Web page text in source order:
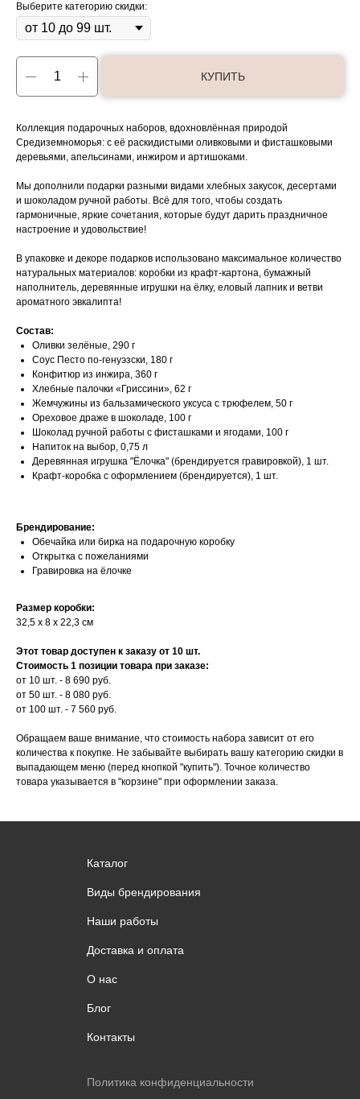
Выберите категорию скидки:
КУПИТЬ
Коллекция подарочных наборов, вдохновлённая природой
Средиземноморья: с её раскидистыми оливковыми и фисташковыми
деревьями, апельсинами, инжиром и артишоками.
Мы дополнили подарки разными видами хлебных закусок, десертами
и шоколадом ручной работы. Всё для того, чтобы создать
гармоничные, яркие сочетания, которые будут дарить праздничное
настроение и удовольствие!
В упаковке и декоре подарков использовано максимальное количество
натуральных материалов: коробки из крафт-картона, бумажный
наполнитель, деревянные игрушки на ёлку, еловый лапник и ветви
ароматного эвкалипта!
Состав:
Оливки зелёные, 290 г
Соус Песто по-генуэзски, 180 г
Конфитюр из инжира, 360 г
Хлебные палочки «Гриссини», 62 г
Жемчужины из бальзамического уксуса с трюфелем, 50 г
Ореховое драже в шоколаде, 100 г
Шоколад ручной работы с фисташками и ягодами, 100 г
Напиток на выбор, 0,75 л
Деревянная игрушка "Ёлочка" (брендируется гравировкой), 1 шт.
Крафт-коробка с оформлением (брендируется), 1 шт.
Брендирование:
Обечайка или бирка на подарочную коробку
Открытка с пожеланиями
Гравировка на ёлочке
Размер коробки:
32,5 х 8 х 22,3 см
Этот товар доступен к заказу от 10 шт.
Стоимость 1 позиции товара при заказе:
от 10 шт. - 8 690 руб.
от 50 шт. - 8 080 руб.
от 100 шт. - 7 560 руб.
Обращаем ваше внимание, что стоимость набора зависит от его
количества к покупке. Не забывайте выбирать вашу категорию скидки в
выпадающем меню (перед кнопкой "купить"). Точное количество
товара указывается в "корзине" при оформлении заказа.
О нас
Каталог
Политика конфиденциальности
Виды брендирования
Наши работы
Доставка и оплата
Блог
Контакты